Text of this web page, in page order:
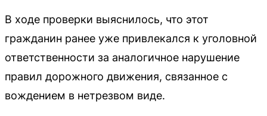
В ходе проверки выяснилось, что этот
гражданин ранее уже привлекался к уголовной
ответственности за аналогичное нарушение
правил дорожного движения, связанное с
вождением в нетрезвом виде.